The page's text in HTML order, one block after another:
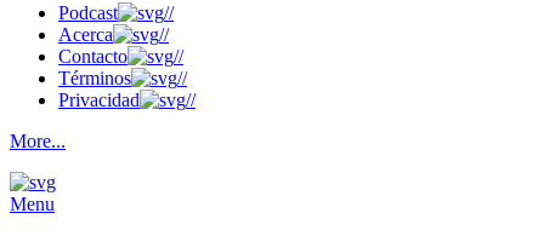
Podcast
//
Acerca
//
Contacto
//
Términos
//
Privacidad
//
More...
Menu